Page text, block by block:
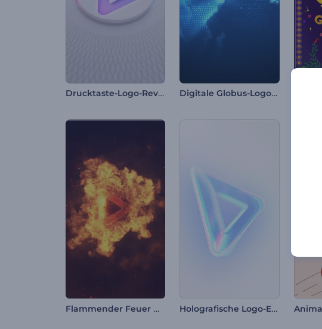
Drucktaste-Logo-Reveal Digitale Globus-Logo-Animation
Flammender Feuer Opener Holografische Logo-Enthüllung